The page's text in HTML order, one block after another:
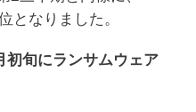
となりました。
旬にランサムウェア